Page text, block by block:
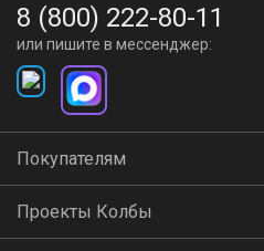
8 (800) 222-80-11
или пишите в мессенджер:
Покупателям
Проекты Колбы